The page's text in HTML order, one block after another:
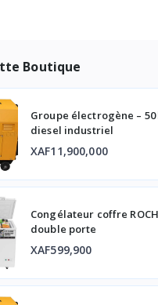
Boutique
Groupe électrogène – 50
diesel industriel
XAF11,900,000
Congélateur coffre
double porte
XAF599,900